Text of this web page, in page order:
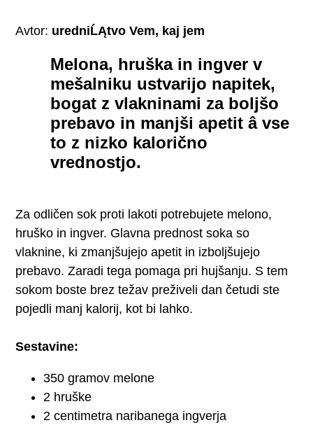
Avtor: uredniĹĄtvo Vem, kaj jem
Melona, hruška in ingver v
mešalniku ustvarijo napitek,
bogat z vlakninami za boljšo
prebavo in manjši apetit â vse
to z nizko kalorično
vrednostjo.
Za odličen sok proti lakoti potrebujete melono,
hruško in ingver. Glavna prednost soka so
vlaknine, ki zmanjšujejo apetit in izboljšujejo
prebavo. Zaradi tega pomaga pri hujšanju. S tem
sokom boste brez težav preživeli dan četudi ste
pojedli manj kalorij, kot bi lahko.
Sestavine:
350 gramov melone
2 hruške
2 centimetra naribanega ingverja